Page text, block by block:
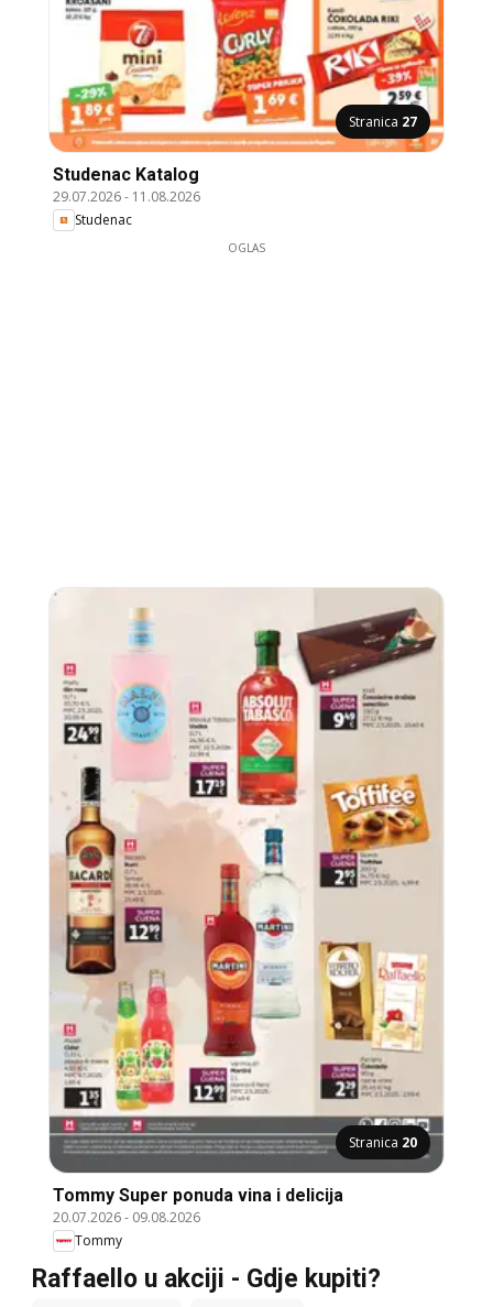
Stranica 27
Studenac Katalog
29.07.2026- 11.08.2026
Studenac
OGLAS
Stranica 20
Tommy Super ponuda vina i delicija
20.07.2026- 09.08.2026
Tommy
Raffaello u akciji - Gdje kupiti?